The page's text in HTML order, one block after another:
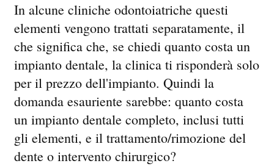
In alcune cliniche odontoiatriche questi
elementi vengono trattati separatamente, il
che significa che, se chiedi quanto costa un
impianto dentale, la clinica ti risponderà solo
per il prezzo dell'impianto. Quindi la
domanda esauriente sarebbe: quanto costa
un impianto dentale completo, inclusi tutti
gli elementi, e il trattamento/rimozione del
dente o intervento chirurgico?